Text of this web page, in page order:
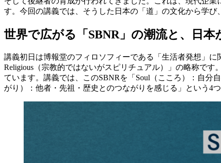
す。今回の講義では、そうした日本の「道」の文化から学
世界で広がる「SBNR」の潮流と、日
講義初日は博報堂のフィロソフィーである「生活者発想」
Religious（宗教的ではないがスピリチュアル）」の略称で
ています。講義では、このSBNRを「Soul（こころ）：自分
がり）：他者・先祖・歴史とのつながりを感じる」という4